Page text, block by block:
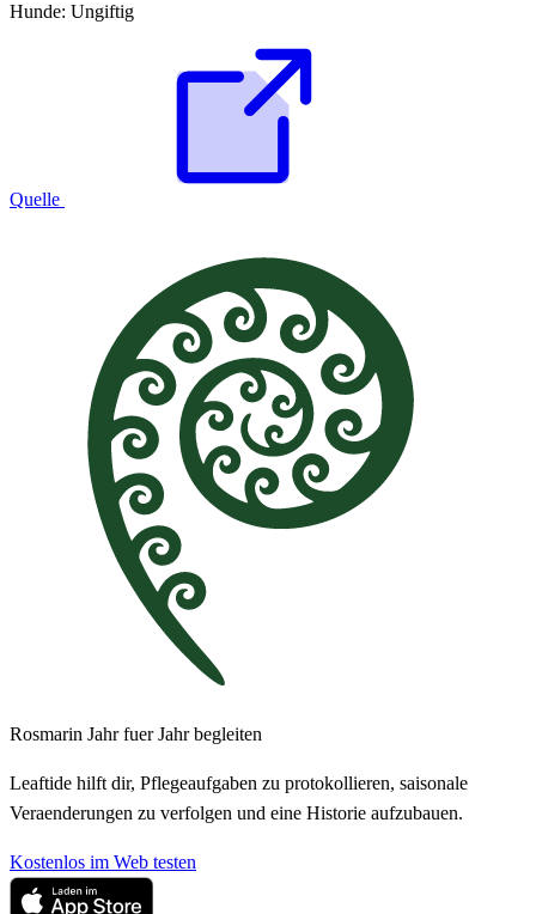
Hunde: Ungiftig
Quelle
Rosmarin Jahr fuer Jahr begleiten
Leaftide hilft dir, Pflegeaufgaben zu protokollieren, saisonale
Veraenderungen zu verfolgen und eine Historie aufzubauen.
Kostenlos im Web testen